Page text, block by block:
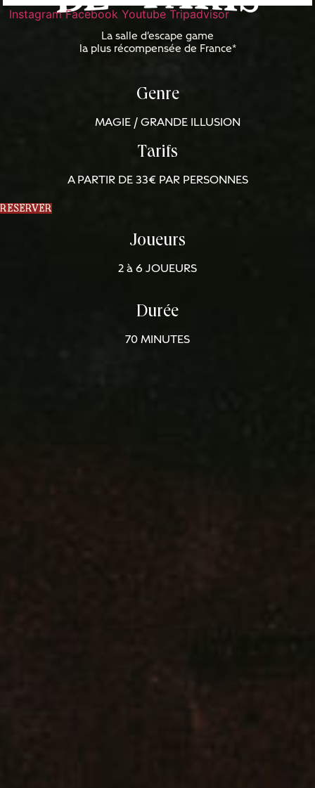
Instagram Facebook Youtube Tripadvisor
La salle d'escape game
la plus récompensée de France*
Genre
MAGIE / GRANDE ILLUSION
Tarifs
A PARTIR DE 33€ PAR PERSONNES
RESERVER
Joueurs
2 à 6 JOUEURS
Durée
70 MINUTES